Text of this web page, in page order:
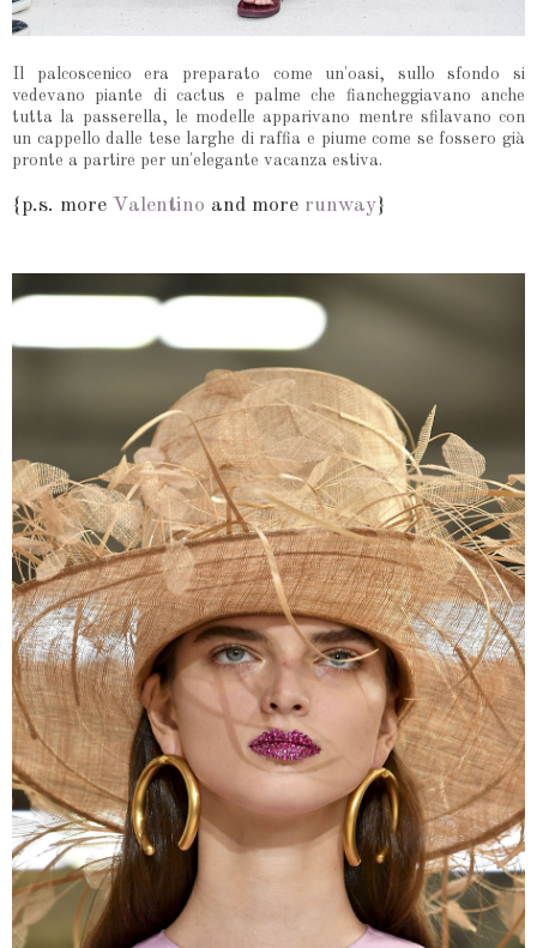
Il palcoscenico era preparato come un'oasi, sullo sfondo si
vedevano piante di cactus e palme che fiancheggiavano anche
tutta la passerella, le modelle apparivano mentre sfilavano con
un cappello dalle tese larghe di raffia e piume come se fossero già
pronte a partire per un'elegante vacanza estiva.
{p.s. more Valentino and more runway}